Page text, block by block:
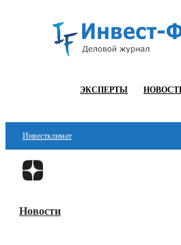
ЭКСПЕРТЫ
Инвестклимат
Финансы
Блокчейн
Новости